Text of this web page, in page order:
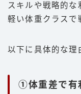
スキルや戦略的
軽い体重クラスで
以下に具体的な理
①体重差で有